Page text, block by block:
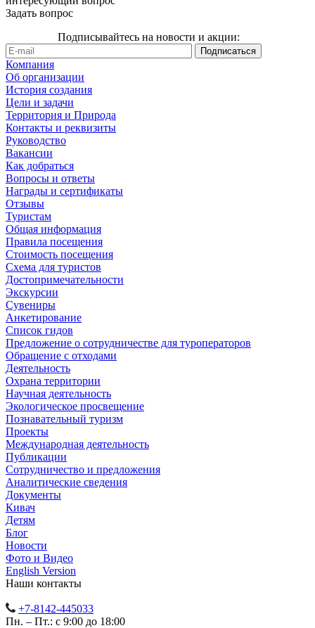
Задать вопрос
Подписывайтесь на новости и акции:
Компания
Об организации
История создания
Цели и задачи
Территория и Природа
Контакты и реквизиты
Руководство
Вакансии
Как добраться
Вопросы и ответы
Награды и сертификаты
Отзывы
Туристам
Общая информация
Правила посещения
Стоимость посещения
Схема для туристов
Достопримечательности
Экскурсии
Сувениры
Анкетирование
Список гидов
Предложение о сотрудничестве для туроператоров
Обращение с отходами
Деятельность
Охрана территории
Научная деятельность
Экологическое просвещение
Познавательный туризм
Проекты
Международная деятельность
Публикации
Сотрудничество и предложения
Аналитические сведения
Документы
Кивач
Детям
Блог
Новости
Фото и Видео
English Version
Наши контакты
+7-8142-445033
Пн. – Пт.: с 9:00 до 18:00